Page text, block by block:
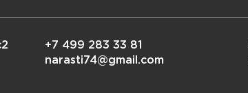
+7 499 283 33 81
narasti74@gmail.com